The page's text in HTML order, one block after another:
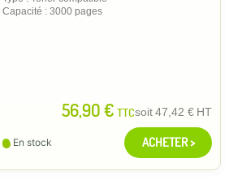
Capacité : 3000 pages
56,90 € TTCsoit47,42 € HT
En stock ACHETER >